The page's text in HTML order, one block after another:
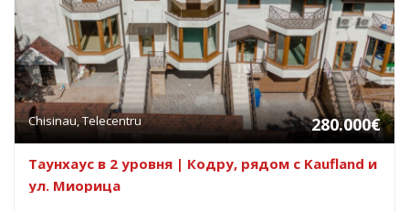
Chisinau, Telecentru 280.000€
Таунхаус в 2 уровня | Кодру, рядом с Kaufland и
ул. Миорица